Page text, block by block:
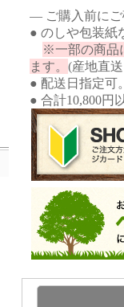
― ご購入前に
● のしや包装紙
※一部の商品
ます。 (産地直
● 配送日指定可
● 合計10,800円